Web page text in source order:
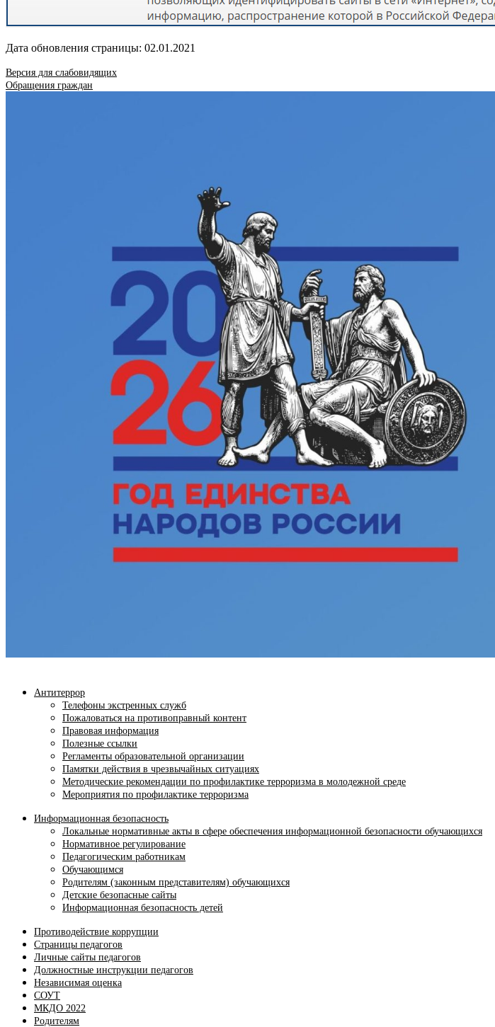
Дата обновления страницы: 02.01.2021
Версия для слабовидящих
Обращения граждан
Антитеррор
Телефоны экстренных служб
Пожаловаться на противоправный контент
Правовая информация
Полезные ссылки
Регламенты образовательной организации
Памятки действия в чрезвычайных ситуациях
Методические рекомендации по профилактике терроризма в молодежной среде
Мероприятия по профилактике терроризма
Информационная безопасность
Локальные нормативные акты в сфере обеспечения информационной безопасности обучающихся
Нормативное регулирование
Педагогическим работникам
Обучающимся
Родителям (законным представителям) обучающихся
Детские безопасные сайты
Информационная безопасность детей
Противодействие коррупции
Страницы педагогов
Личные сайты педагогов
Должностные инструкции педагогов
Независимая оценка
СОУТ
МКДО 2022
Родителям